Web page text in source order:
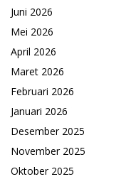
Juni 2026
Mei 2026
April 2026
Maret 2026
Februari 2026
Januari 2026
Desember 2025
November 2025
Oktober 2025